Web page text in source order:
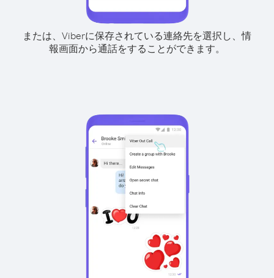
または、Viberに保存されている連絡先を選択し、情
報画面から通話をすることができます。